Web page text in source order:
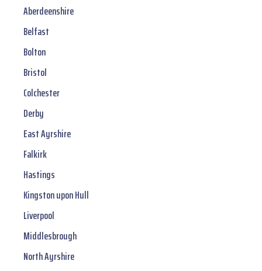
Aberdeenshire
Belfast
Bolton
Bristol
Colchester
Derby
East Ayrshire
Falkirk
Hastings
Kingston upon Hull
Liverpool
Middlesbrough
North Ayrshire